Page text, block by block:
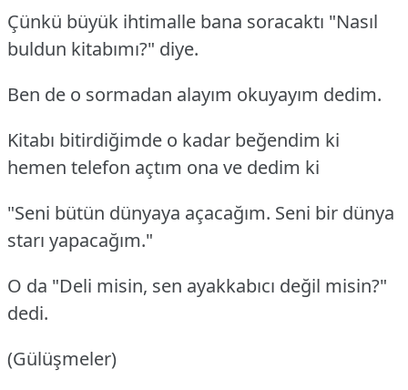
Çünkü büyük ihtimalle bana soracaktı "Nasıl
buldun kitabımı?" diye.
Ben de o sormadan alayım okuyayım dedim.
Kitabı bitirdiğimde o kadar beğendim ki
hemen telefon açtım ona ve dedim ki
"Seni bütün dünyaya açacağım. Seni bir dünya
starı yapacağım."
O da "Deli misin, sen ayakkabıcı değil misin?"
dedi.
(Gülüşmeler)